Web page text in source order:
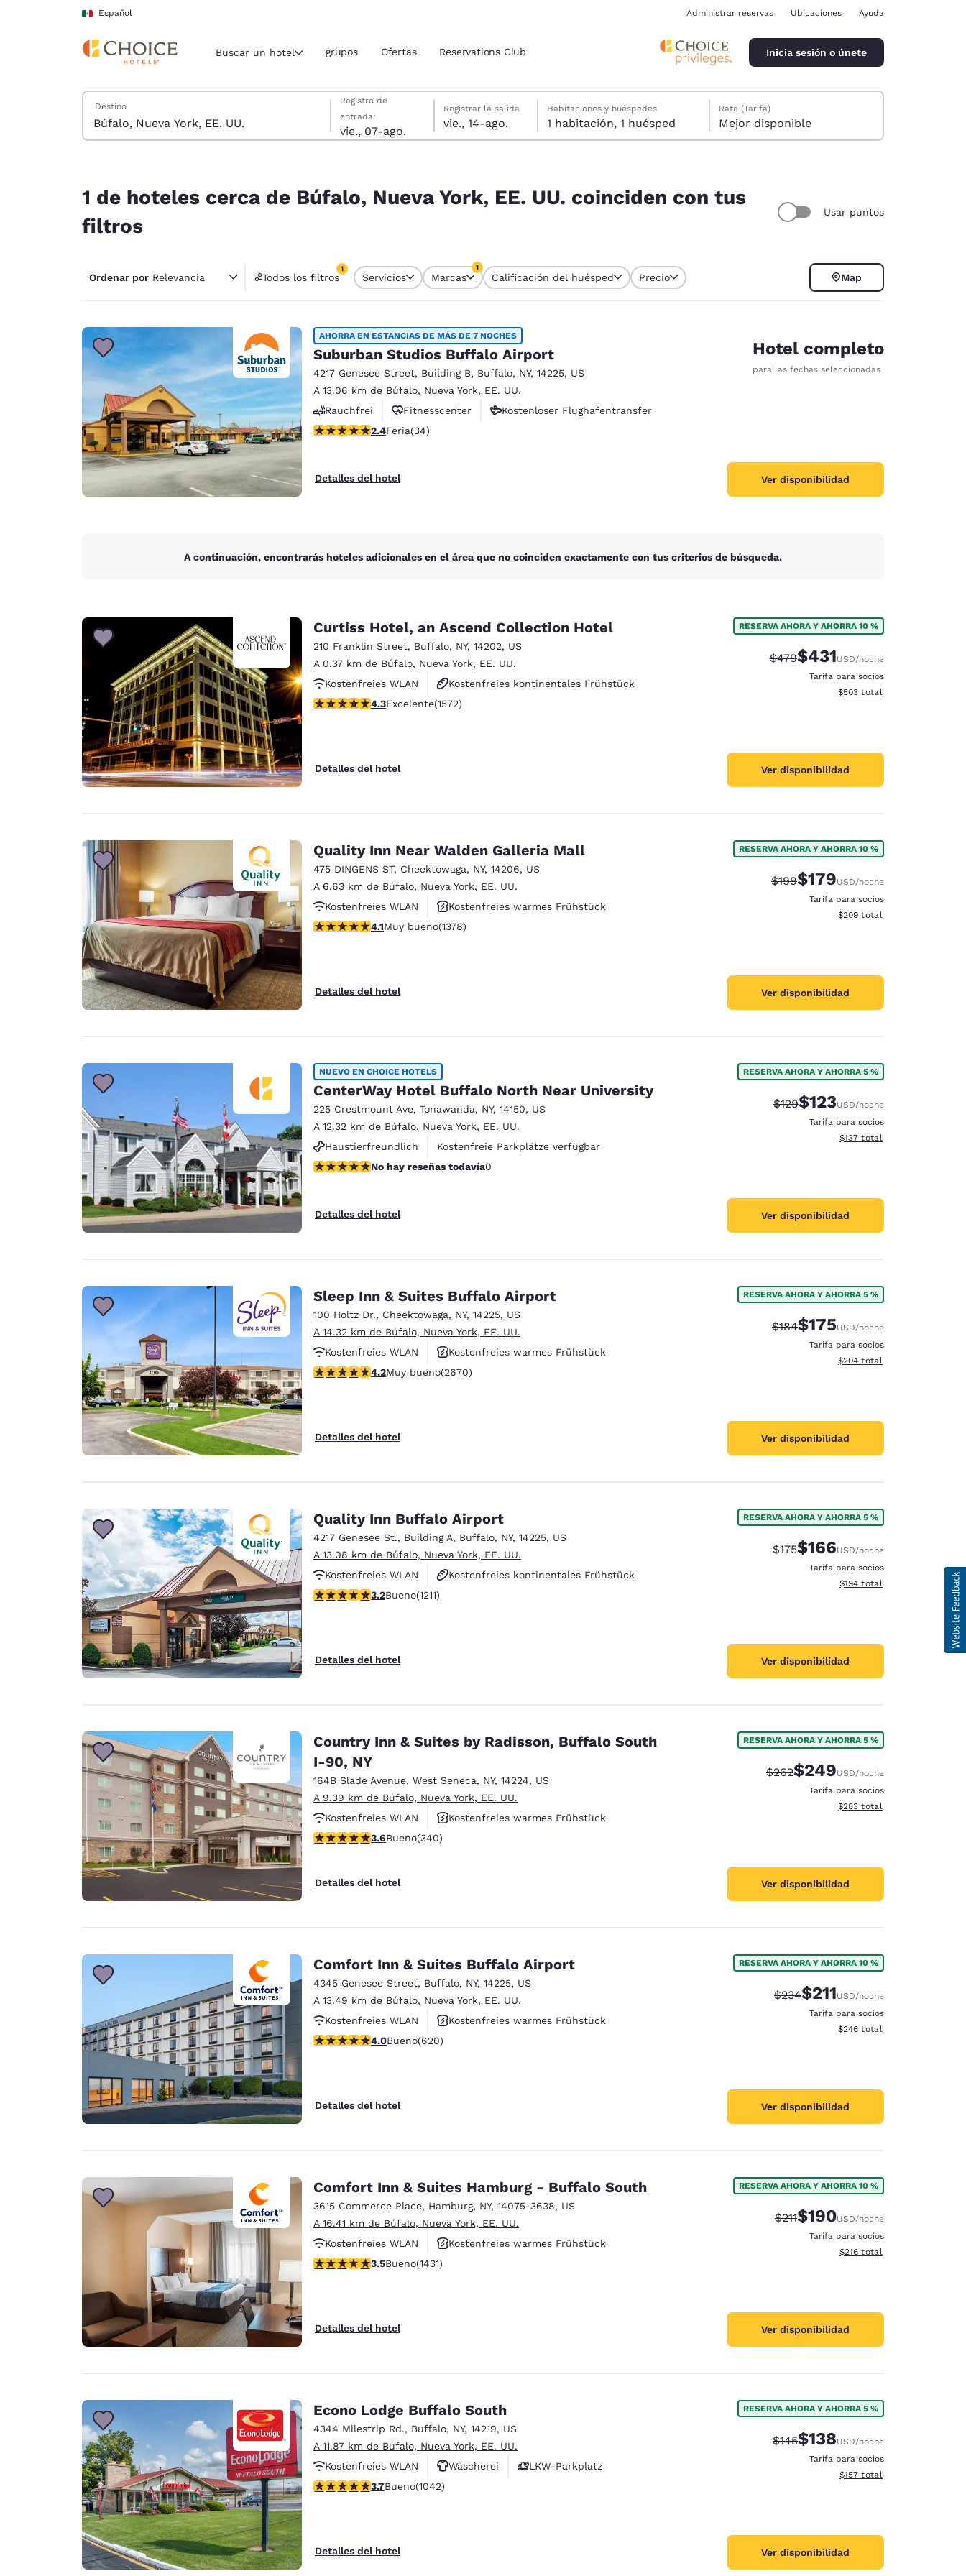
Pasar A Contenido Principal
Español
Región y ubicación actuales
México
América
América Latina Latin America
English
Canada
English
Español
Europa
Deutschland
Deutsch
Germany
Spain
Ireland
English
Administrar reservas Ubicaciones Ayuda
Buscar un hotel grupos Ofertas Reservations Club Inicia sesión o únete
Buscar hoteles
Destino
viernes, 7 de agosto
Registro de
entrada:
vie., 07-ago.
viernes, 14 de agosto
Registrar la salida
vie., 14-ago.
viernes, 14 de agosto fecha de check-out seleccionada
viernes, 7 de agosto fecha de check-in seleccionada
Habitaciones y huéspedes
1 habitación, 1 huésped
Rate (Tarifa)
Mejor disponible
1 de hoteles cerca de Búfalo, Nueva York, EE. UU. coinciden con tus
filtros
Usar puntos
Ordenar por Relevancia Todos los filtros
1
1 filtro seleccionado actualmente
Servicios Marcas
1
Calificación del huésped Precio Map
AHORRA EN ESTANCIAS DE MÁS DE 7 NOCHES
Suburban Studios Buffalo Airport
4217 Genesee Street, Building B, Buffalo, NY, 14225, US
A 13.06 km de Búfalo, Nueva York, EE. UU.
Rauchfrei
Fitnesscenter
Kostenloser Flughafentransfer
calificación de 2.35 estrellas. Feria. 34 reseñas
2.4Feria(34)
Detalles del hotel
Hotel completo
para las fechas seleccionadas
Ver disponibilidad
A continuación, encontrarás hoteles adicionales en el área que no coinciden exactamente con tus criterios de búsqueda.
Curtiss Hotel, an Ascend Collection Hotel
210 Franklin Street, Buffalo, NY, 14202, US
A 0.37 km de Búfalo, Nueva York, EE. UU.
Kostenfreies WLAN
Kostenfreies kontinentales Frühstück
Rauchfrei
calificación de 4.32 estrellas. Excelente. 1572 reseñas
4.3Excelente(1572)
Detalles del hotel
RESERVA AHORA Y AHORRA 10 %
Precio tachado:
$479Precio con descuento:
$431USD/noche
Tarifa para socios
Ver detalles del total
$503 total
Ver disponibilidad
Quality Inn Near Walden Galleria Mall
475 DINGENS ST, Cheektowaga, NY, 14206, US
A 6.63 km de Búfalo, Nueva York, EE. UU.
Kostenfreies WLAN
Kostenfreies warmes Frühstück
Haustierfreundlich
calificación de 4.12 estrellas. Muy bueno. 1378 reseñas
4.1Muy bueno(1378)
Detalles del hotel
RESERVA AHORA Y AHORRA 10 %
Precio tachado:
$199Precio con descuento:
$179USD/noche
Tarifa para socios
Ver detalles del total
$209 total
Ver disponibilidad
NUEVO EN CHOICE HOTELS
CenterWay Hotel Buffalo North Near University
225 Crestmount Ave, Tonawanda, NY, 14150, US
A 12.32 km de Búfalo, Nueva York, EE. UU.
Haustierfreundlich
Kostenfreie Parkplätze verfügbar
No hay reseñas todavíaNo hay reseñas todavía0
Detalles del hotel
RESERVA AHORA Y AHORRA 5 %
Precio tachado:
$129Precio con descuento:
$123USD/noche
Tarifa para socios
Ver detalles del total
$137 total
Ver disponibilidad
Sleep Inn & Suites Buffalo Airport
100 Holtz Dr., Cheektowaga, NY, 14225, US
A 14.32 km de Búfalo, Nueva York, EE. UU.
Kostenfreies WLAN
Kostenfreies warmes Frühstück
Rauchfrei
calificación de 4.19 estrellas. Muy bueno. 2670 reseñas
4.2Muy bueno(2670)
Detalles del hotel
RESERVA AHORA Y AHORRA 5 %
Precio tachado:
$184Precio con descuento:
$175USD/noche
Tarifa para socios
Ver detalles del total
$204 total
Ver disponibilidad
Quality Inn Buffalo Airport
4217 Genesee St., Building A, Buffalo, NY, 14225, US
A 13.08 km de Búfalo, Nueva York, EE. UU.
Kostenfreies WLAN
Kostenfreies kontinentales Frühstück
Kostenfreies warmes Frühstück
calificación de 3.2 estrellas. Bueno. 1211 reseñas
3.2Bueno(1211)
Detalles del hotel
RESERVA AHORA Y AHORRA 5 %
Precio tachado:
$175Precio con descuento:
$166USD/noche
Tarifa para socios
Ver detalles del total
$194 total
Ver disponibilidad
Country Inn & Suites by Radisson, Buffalo South
I-90, NY
164B Slade Avenue, West Seneca, NY, 14224, US
A 9.39 km de Búfalo, Nueva York, EE. UU.
Kostenfreies WLAN
Kostenfreies warmes Frühstück
Haustierfreundlich
calificación de 3.64 estrellas. Bueno. 340 reseñas
3.6Bueno(340)
Detalles del hotel
RESERVA AHORA Y AHORRA 5 %
Precio tachado:
$262Precio con descuento:
$249USD/noche
Tarifa para socios
Ver detalles del total
$283 total
Ver disponibilidad
Comfort Inn & Suites Buffalo Airport
4345 Genesee Street, Buffalo, NY, 14225, US
A 13.49 km de Búfalo, Nueva York, EE. UU.
Kostenfreies WLAN
Kostenfreies warmes Frühstück
Haustierfreundlich
calificación de 3.96 estrellas. Bueno. 620 reseñas
4.0Bueno(620)
Detalles del hotel
RESERVA AHORA Y AHORRA 10 %
Precio tachado:
$234Precio con descuento:
$211USD/noche
Tarifa para socios
Ver detalles del total
$246 total
Ver disponibilidad
Comfort Inn & Suites Hamburg - Buffalo South
3615 Commerce Place, Hamburg, NY, 14075-3638, US
A 16.41 km de Búfalo, Nueva York, EE. UU.
Kostenfreies WLAN
Kostenfreies warmes Frühstück
Haustierfreundlich
calificación de 3.45 estrellas. Bueno. 1431 reseñas
3.5Bueno(1431)
Detalles del hotel
RESERVA AHORA Y AHORRA 10 %
Precio tachado:
$211Precio con descuento:
$190USD/noche
Tarifa para socios
Ver detalles del total
$216 total
Ver disponibilidad
Econo Lodge Buffalo South
4344 Milestrip Rd., Buffalo, NY, 14219, US
A 11.87 km de Búfalo, Nueva York, EE. UU.
Kostenfreies WLAN
Wäscherei
LKW-Parkplatz
calificación de 3.66 estrellas. Bueno. 1042 reseñas
3.7Bueno(1042)
Detalles del hotel
RESERVA AHORA Y AHORRA 5 %
Precio tachado:
$145Precio con descuento:
$138USD/noche
Tarifa para socios
Ver detalles del total
$157 total
Ver disponibilidad